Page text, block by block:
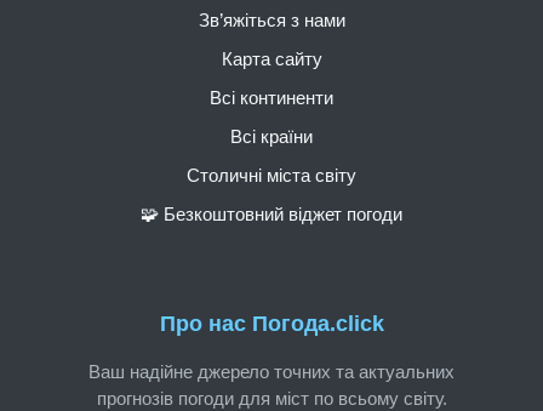
Про нас Погода.click
Ваш надійне джерело точних та актуальних
прогнозів погоди для міст по всьому світу.
Зв’яжіться з нами
Карта сайту
Всі континенти
Всі країни
Столичні міста світу
🧩 Безкоштовний віджет погоди